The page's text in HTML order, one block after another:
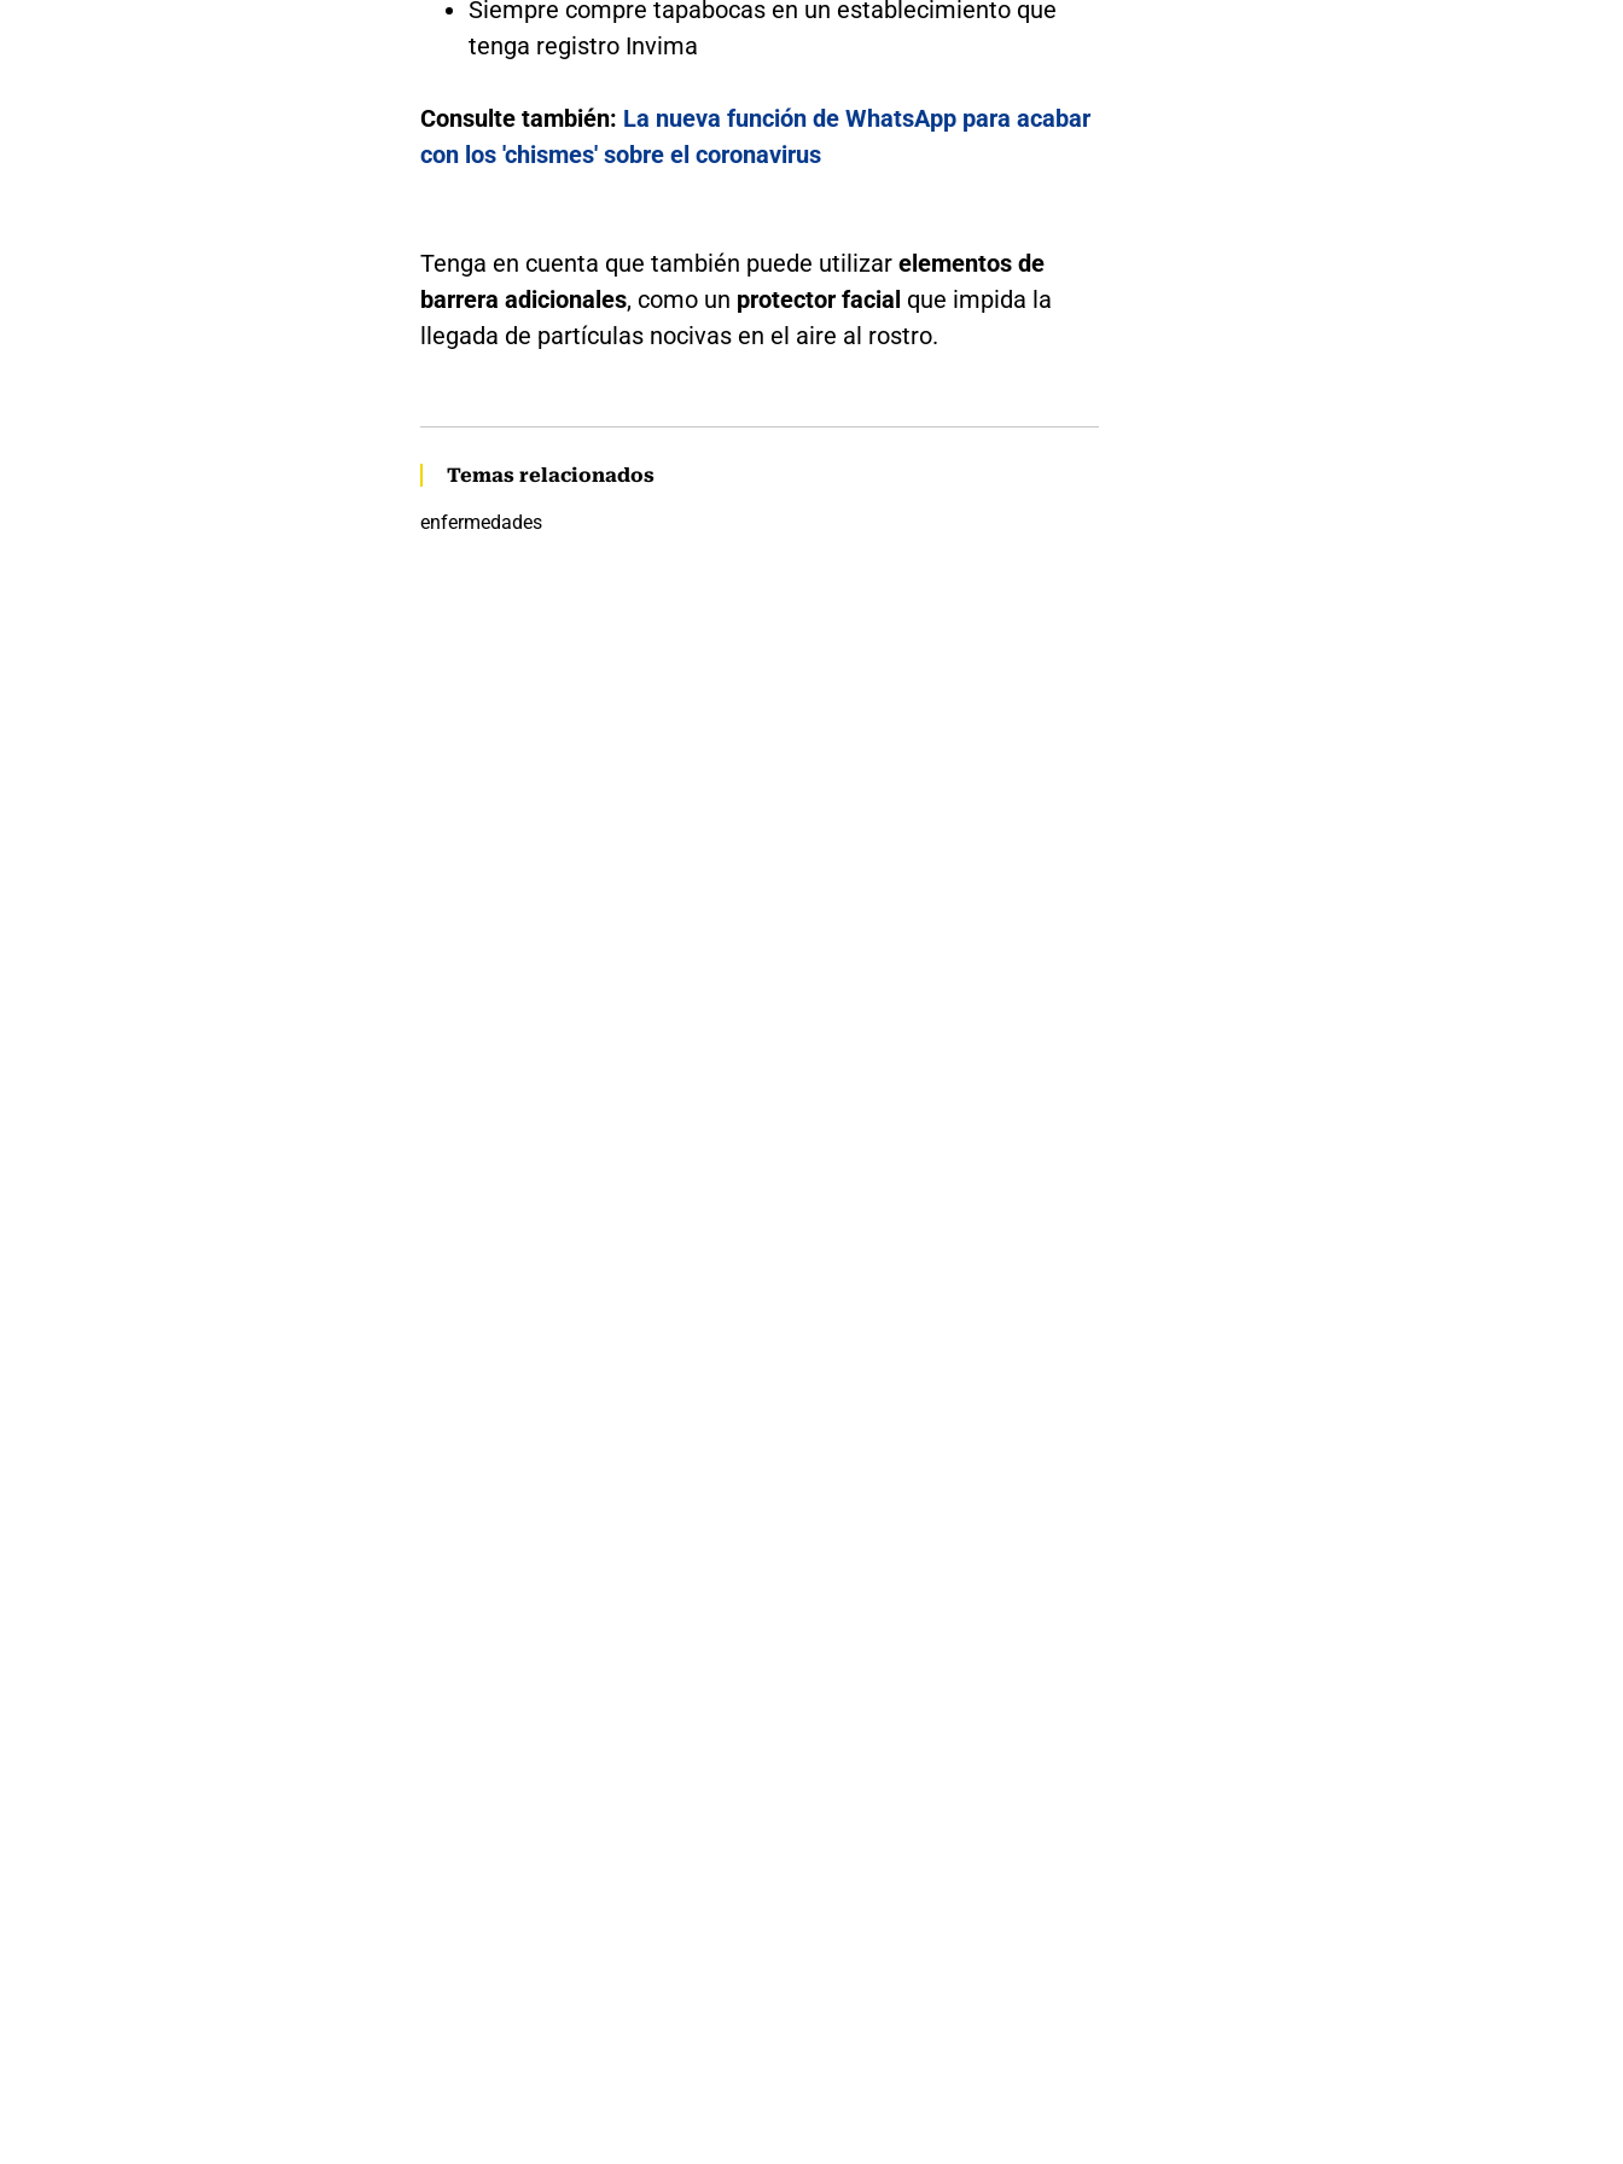
Siempre compre tapabocas en un establecimiento que
tenga registro Invima
Consulte también: La nueva función de WhatsApp para acabar
con los 'chismes' sobre el coronavirus
Tenga en cuenta que también puede utilizar elementos de
barrera adicionales, como un protector facial que impida la
llegada de partículas nocivas en el aire al rostro.
Temas relacionados
enfermedades